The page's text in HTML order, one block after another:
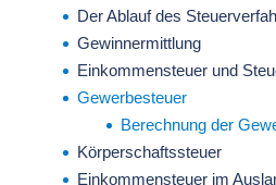
Der Ablauf des
Gewinnermittlung
Einkommensteuer und
Gewerbesteuer
Berechnung der
Körperschaftssteuer
Einkommensteuer im